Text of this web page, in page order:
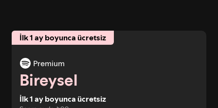
İlk 1 ay boyunca ücretsiz
Premium
Bireysel
İlk 1 ay boyunca ücretsiz